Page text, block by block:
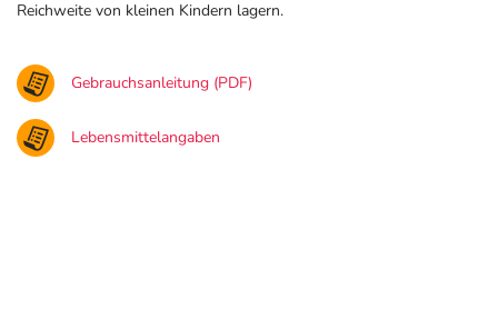
Reichweite von kleinen Kindern lagern.
Gebrauchsanleitung (PDF)
Lebensmittelangaben